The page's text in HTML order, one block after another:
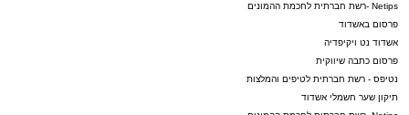
Netips -רשת חברתית לחכמת ההמונים
פרסום באשדוד
אשדוד נט ויקיפדיה
פרסום כתבה שיווקית
נטיפס - רשת חברתית לטיפים והמלצות
תיקון שער חשמלי אשדוד